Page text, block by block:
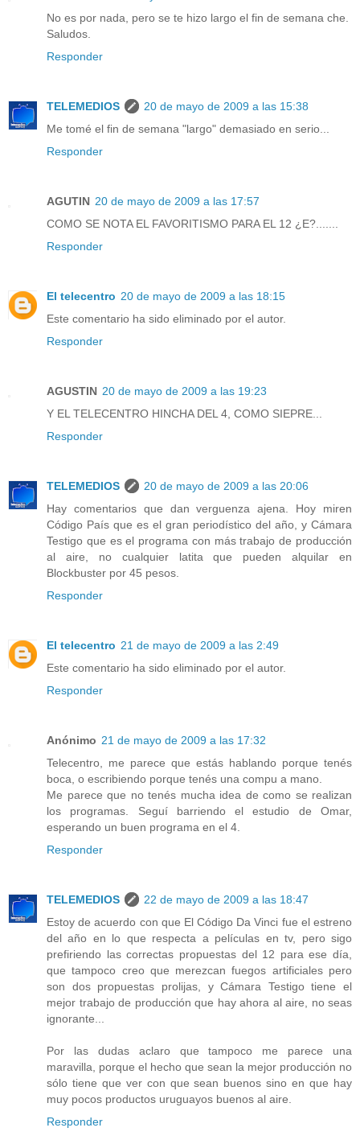
No es por nada, pero se te hizo largo el fin de semana che.
Saludos.
Responder
TELEMEDIOS
20 de mayo de 2009 a las 15:38
Me tomé el fin de semana "largo" demasiado en serio...
Responder
AGUTIN 20 de mayo de 2009 a las 17:57
COMO SE NOTA EL FAVORITISMO PARA EL 12 ¿E?.......
Responder
El telecentro 20 de mayo de 2009 a las 18:15
Este comentario ha sido eliminado por el autor.
Responder
AGUSTIN 20 de mayo de 2009 a las 19:23
Y EL TELECENTRO HINCHA DEL 4, COMO SIEPRE...
Responder
TELEMEDIOS
20 de mayo de 2009 a las 20:06
Hay comentarios que dan verguenza ajena. Hoy miren
Código País que es el gran periodístico del año, y Cámara
Testigo que es el programa con más trabajo de producción
al aire, no cualquier latita que pueden alquilar en
Blockbuster por 45 pesos.
Responder
El telecentro 21 de mayo de 2009 a las 2:49
Este comentario ha sido eliminado por el autor.
Responder
Anónimo 21 de mayo de 2009 a las 17:32
Telecentro, me parece que estás hablando porque tenés
boca, o escribiendo porque tenés una compu a mano.
Me parece que no tenés mucha idea de como se realizan
los programas. Seguí barriendo el estudio de Omar,
esperando un buen programa en el 4.
Responder
TELEMEDIOS
22 de mayo de 2009 a las 18:47
Estoy de acuerdo con que El Código Da Vinci fue el estreno
del año en lo que respecta a películas en tv, pero sigo
prefiriendo las correctas propuestas del 12 para ese día,
que tampoco creo que merezcan fuegos artificiales pero
son dos propuestas prolijas, y Cámara Testigo tiene el
mejor trabajo de producción que hay ahora al aire, no seas
ignorante...
Por las dudas aclaro que tampoco me parece una
maravilla, porque el hecho que sean la mejor producción no
sólo tiene que ver con que sean buenos sino en que hay
muy pocos productos uruguayos buenos al aire.
Responder